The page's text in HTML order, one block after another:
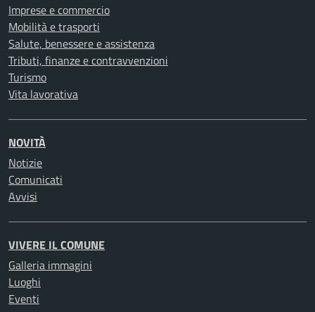
Imprese e commercio
Mobilità e trasporti
Salute, benessere e assistenza
Tributi, finanze e contravvenzioni
Turismo
Vita lavorativa
NOVITÀ
Notizie
Comunicati
Avvisi
VIVERE IL COMUNE
Galleria immagini
Luoghi
Eventi